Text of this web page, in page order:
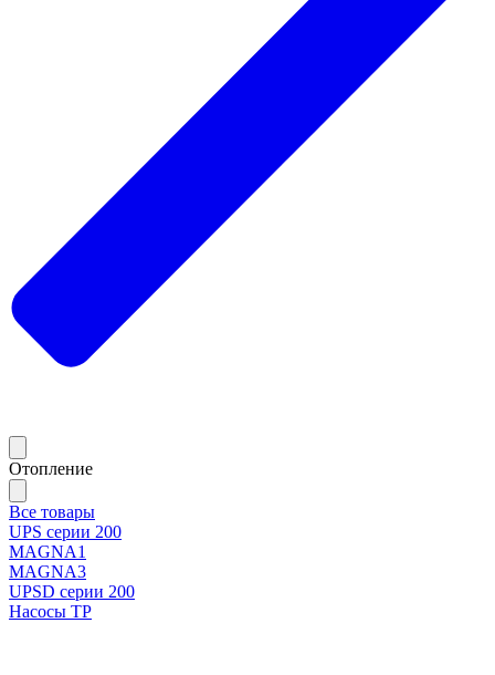
Отопление
Все товары
UPS серии 200
MAGNA1
MAGNA3
UPSD серии 200
Насосы TP